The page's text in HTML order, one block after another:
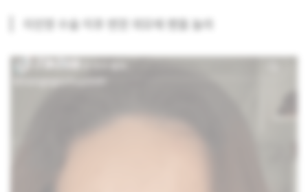
지민영 수술 이후 변한 외모에 팬들 놀라